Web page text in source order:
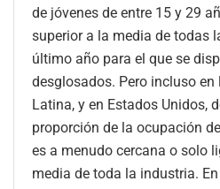
de jóvenes de entre 15 y 29
superior a la media de todas
último año para el que se
desglosados. Pero incluso en
Latina, y en Estados Unidos,
proporción de la ocupación
es a menudo cercana o solo
media de toda la industria.